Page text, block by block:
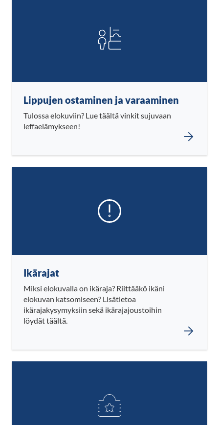
Lippujen ostaminen ja varaaminen
Tulossa elokuviin? Lue täältä vinkit sujuvaan
leffaelämykseen!
Ikärajat
Miksi elokuvalla on ikäraja? Riittääkö ikäni
elokuvan katsomiseen? Lisätietoa
ikärajakysymyksiin sekä ikärajajoustoihin
löydät täältä.